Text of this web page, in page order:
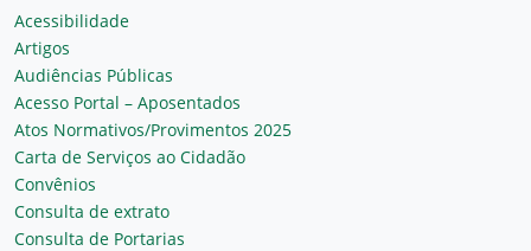
Acessibilidade
Artigos
Audiências Públicas
Acesso Portal – Aposentados
Atos Normativos/Provimentos 2025
Carta de Serviços ao Cidadão
Convênios
Consulta de extrato
Consulta de Portarias